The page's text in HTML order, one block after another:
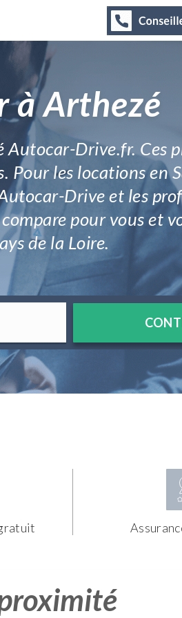
à Arthezé
Drive.fr. Ces
Pour les locations en
Drive et les
pour vous et
de la Loire.